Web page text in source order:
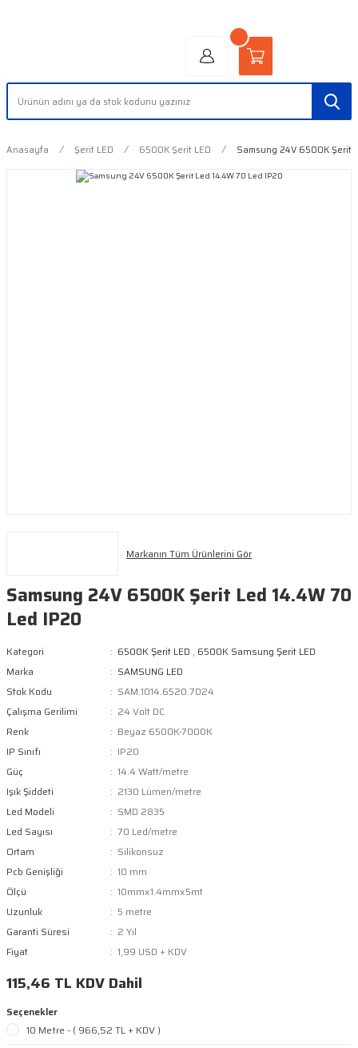
Anasayfa Şerit LED 6500K Şerit LED Samsung 24V 6500K Şerit
Markanın Tüm Ürünlerini Gör
Samsung 24V 6500K Şerit Led 14.4W 70
Led IP20
Kategori 6500K Şerit LED , 6500K Samsung Şerit LED
Marka
SAMSUNG LED
Stok Kodu
SAM.1014.6520.7024
Çalışma Gerilimi
24 Volt DC
Renk
Beyaz 6500K-7000K
IP Sınıfı
IP20
Güç
14.4 Watt/metre
Işık Şiddeti
2130 Lümen/metre
Led Modeli
SMD 2835
Led Sayısı
70 Led/metre
Ortam
Silikonsuz
Pcb Genişliği
10 mm
Ölçü
10mmx1.4mmx5mt
Uzunluk
5 metre
Garanti Süresi
2 Yıl
Fiyat
1,99 USD + KDV
115,46 TL KDV Dahil
Seçenekler
10 Metre - ( 966,52 TL + KDV )